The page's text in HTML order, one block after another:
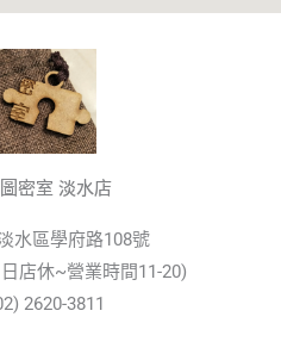
密室 淡水店
水區學府路108號
店休~營業時間11-20)
2620-3811